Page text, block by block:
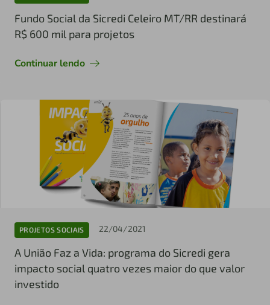
Fundo Social da Sicredi Celeiro MT/RR destinará
R$ 600 mil para projetos
Continuar lendo
PROJETOS SOCIAIS 22/04/2021
A União Faz a Vida: programa do Sicredi gera
impacto social quatro vezes maior do que valor
investido